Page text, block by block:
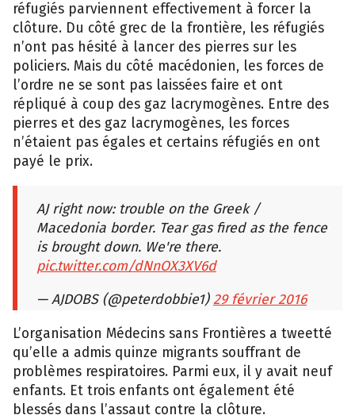
réfugiés parviennent effectivement à forcer la
clôture. Du côté grec de la frontière, les réfugiés
n’ont pas hésité à lancer des pierres sur les
policiers. Mais du côté macédonien, les forces de
l’ordre ne se sont pas laissées faire et ont
répliqué à coup des gaz lacrymogènes. Entre des
pierres et des gaz lacrymogènes, les forces
n’étaient pas égales et certains réfugiés en ont
payé le prix.
AJ right now: trouble on the Greek /
Macedonia border. Tear gas fired as the fence
is brought down. We're there.
pic.twitter.com/dNnOX3XV6d
— AJDOBS (@peterdobbie1)29 février 2016
L’organisation Médecins sans Frontières a tweetté
qu’elle a admis quinze migrants souffrant de
problèmes respiratoires. Parmi eux, il y avait neuf
enfants. Et trois enfants ont également été
blessés dans l’assaut contre la clôture.